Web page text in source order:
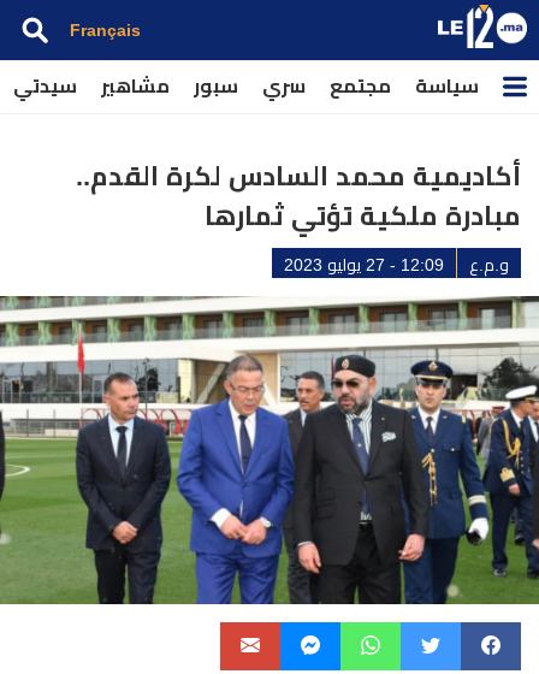
Français
سياسة مجتمع سري سبور مشاهير سيدتي
أكاديمية محمد السادس لكرة القدم..
مبادرة ملكية تؤتي ثمارها
و.م.ع 12:09 - 27 يوليو 2023